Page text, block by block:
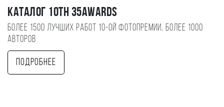
Каталог 10TH 35AWARDS
Более 1500 лучших работ 10-ой фотопремии, более 1000
авторов
Подробнее